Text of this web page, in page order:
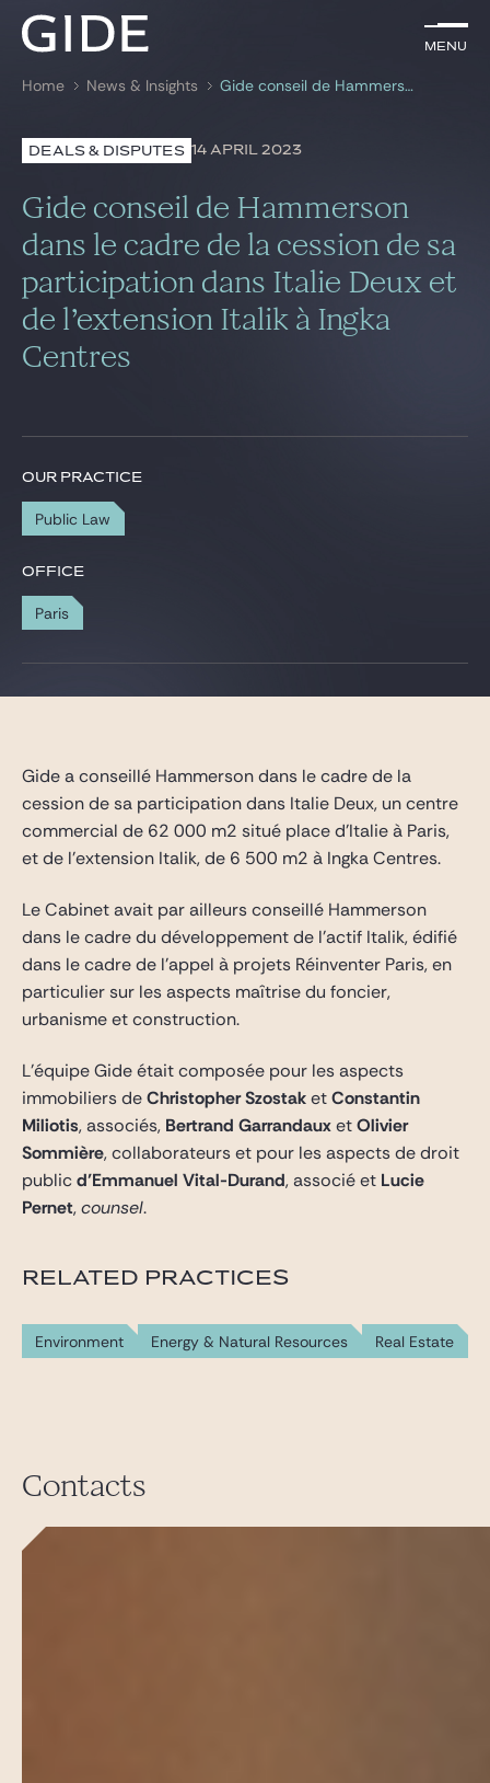
Menu
Search by keywords
Menu
Lawyers
Practices
Global
News & Insights
Gide Pro Bono and CSR
Blog Real Estate
Contact
Home News & Insights Gide conseil de Hammerson dans le cadre de la cession de sa participation dans Italie Deux et de l’extension Italik à Ingka Centres
DEALS & DISPUTES 14 APRIL 2023
Gide conseil de Hammerson
dans le cadre de la cession de sa
participation dans Italie Deux et
de l’extension Italik à Ingka
Centres
OUR PRACTICE
Public Law
OFFICE
Paris
Gide a conseillé Hammerson dans le cadre de la
cession de sa participation dans Italie Deux, un centre
commercial de 62 000 m2 situé place d’Italie à Paris,
et de l’extension Italik, de 6 500 m2 à Ingka Centres.
Le Cabinet avait par ailleurs conseillé Hammerson
dans le cadre du développement de l’actif Italik, édifié
dans le cadre de l’appel à projets Réinventer Paris, en
particulier sur les aspects maîtrise du foncier,
urbanisme et construction.
L’équipe Gide était composée pour les aspects
immobiliers deChristopher SzostaketConstantin
Miliotis, associés, Bertrand GarrandauxetOlivier
Sommière, collaborateurs et pour les aspects de droit
publicd’Emmanuel Vital-Durand, associé et Lucie
Pernet,counsel.
RELATED PRACTICES
Environment Energy & Natural Resources Real Estate
Contacts